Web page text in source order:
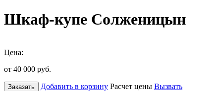
Шкаф-купе Солженицын
Цена:
от 40 000 руб.
Заказать Добавить в корзину Расчет цены Вызвать